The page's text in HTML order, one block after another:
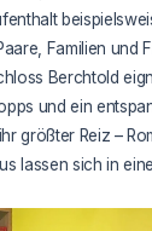
Familien und
Berchtold
und ein
größter Reiz –
lassen sich in